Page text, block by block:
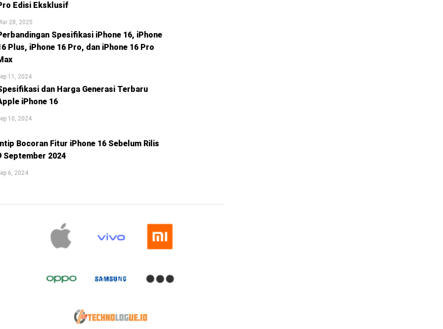
Edisi Eksklusif
28, 2025
Spesifikasi iPhone 16, iPhone
Plus, iPhone 16 Pro, dan iPhone 16 Pro
11, 2024
dan Harga Generasi Terbaru
iPhone 16
10, 2024
Bocoran Fitur iPhone 16 Sebelum Rilis
September 2024
6, 2024